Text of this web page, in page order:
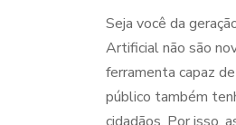
Seja você da
Artificial não são
ferramenta capaz
público também
cidadãos. Por isso,